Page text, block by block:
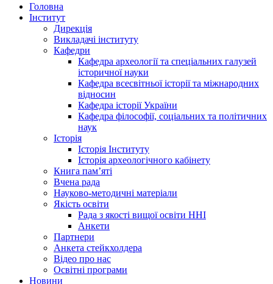
Головна
Інститут
Дирекція
Викладачі інституту
Кафедри
Кафедра археології та спеціальних галузей
історичної науки
Кафедра всесвітньої історії та міжнародних
відносин
Кафедра історії України
Кафедра філософії, соціальних та політичних
наук
Історія
Історія Інституту
Історія археологічного кабінету
Книга памʼяті
Вчена рада
Науково-методичні матеріали
Якість освіти
Рада з якості вищої освіти ННІ
Анкети
Партнери
Анкета стейкхолдера
Відео про нас
Освітні програми
Hовини